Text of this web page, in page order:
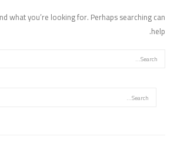
what you’re looking for. Perhaps searching can
help.